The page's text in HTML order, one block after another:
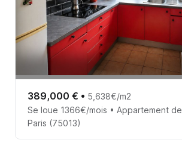
389,000 € • 5,638€/m2
Se loue 1366€/mois • Appartement
Paris (75013)